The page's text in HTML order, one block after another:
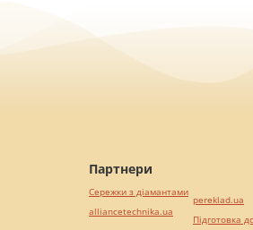
Партнери
Сережки з діамантами
alliancetechnika.ua
pereklad.ua
Підготовка